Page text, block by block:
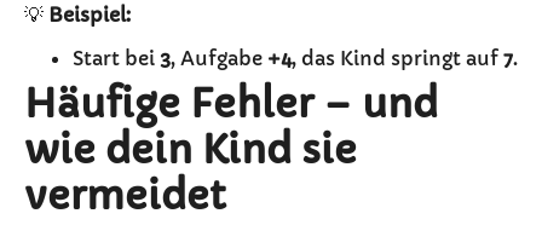
💡 Beispiel:
Start bei 3, Aufgabe +4, das Kind springt auf 7.
Häufige Fehler – und
wie dein Kind sie
vermeidet